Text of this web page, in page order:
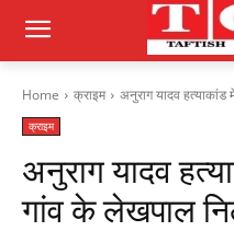
Home क्राइम अनुराग यादव हत्याकांड
क्राइम
अनुराग यादव
गांव के लेखपाल